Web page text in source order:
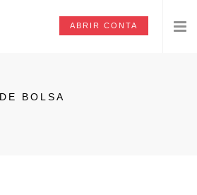
ABRIR CONTA
BOLSA